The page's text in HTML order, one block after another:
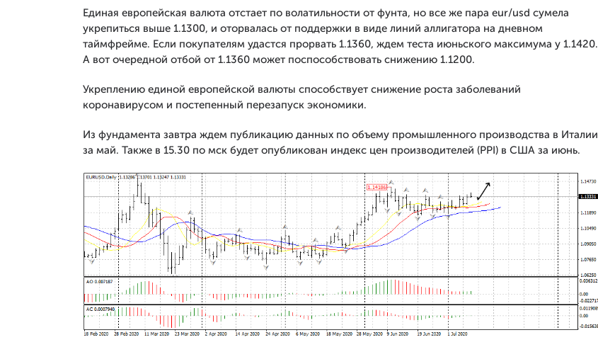
Единая европейская валюта отстает по волатильности от фунта, но все же пара eur/usd сумела
укрепиться выше 1.1300, и оторвалась от поддержки в виде линий аллигатора на дневном
таймфрейме. Если покупателям удастся прорвать 1.1360, ждем теста июньского максимума у 1.1420.
А вот очередной отбой от 1.1360 может поспособствовать снижению 1.1200.
Укреплению единой европейской валюты способствует снижение роста заболеваний
коронавирусом и постепенный перезапуск экономики.
Из фундамента завтра ждем публикацию данных по объему промышленного производства в Италии
за май. Также в 15.30 по мск будет опубликован индекс цен производителей (PPI) в США за июнь.